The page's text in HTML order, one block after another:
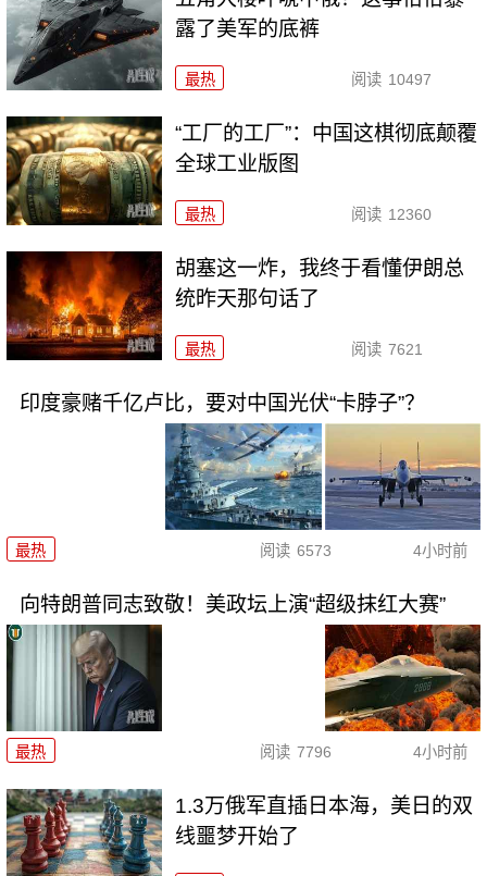
露了美军的底裤
最热 阅读 10497
“工厂的工厂”：中国这棋彻底颠覆
全球工业版图
最热 阅读 12360
胡塞这一炸，我终于看懂伊朗总
统昨天那句话了
最热 阅读 7621
印度豪赌千亿卢比，要对中国光伏“卡脖子”？
最热 阅读 6573 4小时前
向特朗普同志致敬！美政坛上演“超级抹红大赛”
最热 阅读 7796 4小时前
1.3万俄军直插日本海，美日的双
线噩梦开始了